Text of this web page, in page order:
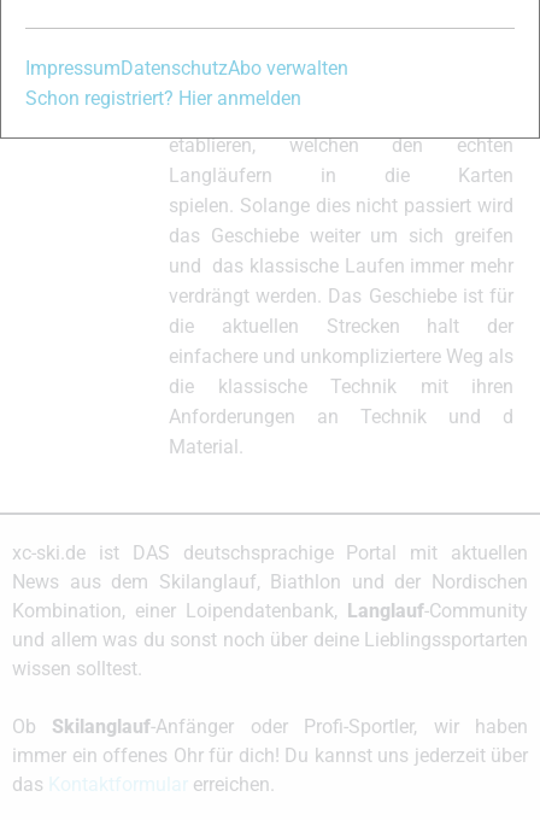
Die einzige Lösung wäre es als, soweit
möglich, bestehende Strecken zu
etablieren, welchen den echten
Langläufern in die Karten
spielen. Solange dies nicht passiert wird
das Geschiebe weiter um sich greifen
und das klassische Laufen immer mehr
verdrängt werden. Das Geschiebe ist für
die aktuellen Strecken halt der
einfachere und unkompliziertere Weg als
die klassische Technik mit ihren
Anforderungen an Technik und d
Material.
xc-ski.de ist DAS deutschsprachige Portal mit aktuellen
News aus dem Skilanglauf, Biathlon und der Nordischen
Kombination, einer Loipendatenbank, Langlauf-Community
und allem was du sonst noch über deine Lieblingssportarten
wissen solltest.
Ob Skilanglauf-Anfänger oder Profi-Sportler, wir haben
immer ein offenes Ohr für dich! Du kannst uns jederzeit über
das
erreichen.
ImpressumDatenschutzAbo verwalten
Schon registriert? Hier anmelden